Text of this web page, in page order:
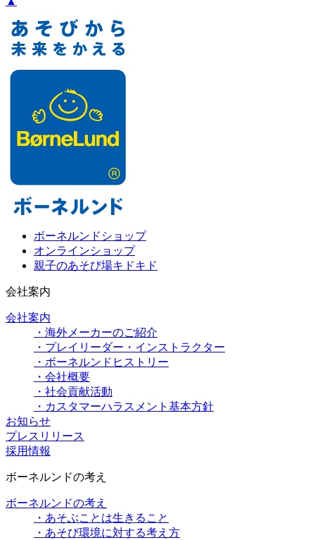
ボーネルンドショップ
オンラインショップ
親子のあそび場キドキド
会社案内
会社案内
・海外メーカーのご紹介
・プレイリーダー・インストラクター
・ボーネルンドヒストリー
・会社概要
・社会貢献活動
・カスタマーハラスメント基本方針
お知らせ
プレスリリース
採用情報
ボーネルンドの考え
ボーネルンドの考え
・あそぶことは生きること
・あそび環境に対する考え方